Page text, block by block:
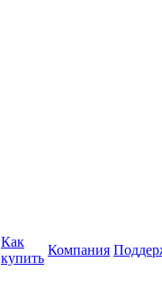
Как
купить
Компания